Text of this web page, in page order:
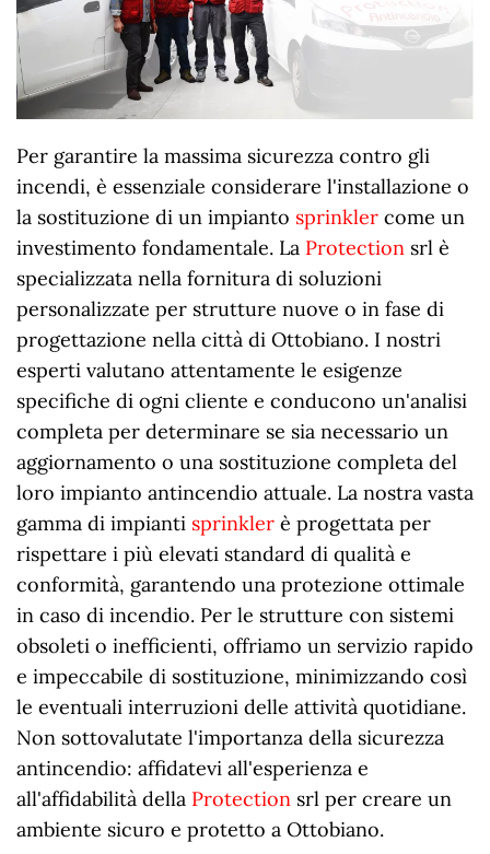
Per garantire la massima sicurezza contro gli
incendi, è essenziale considerare l'installazione o
la sostituzione di un impianto sprinkler come un
investimento fondamentale. La Protection srl è
specializzata nella fornitura di soluzioni
personalizzate per strutture nuove o in fase di
progettazione nella città di Ottobiano. I nostri
esperti valutano attentamente le esigenze
specifiche di ogni cliente e conducono un'analisi
completa per determinare se sia necessario un
aggiornamento o una sostituzione completa del
loro impianto antincendio attuale. La nostra vasta
gamma di impianti sprinkler è progettata per
rispettare i più elevati standard di qualità e
conformità, garantendo una protezione ottimale
in caso di incendio. Per le strutture con sistemi
obsoleti o inefficienti, offriamo un servizio rapido
e impeccabile di sostituzione, minimizzando così
le eventuali interruzioni delle attività quotidiane.
Non sottovalutate l'importanza della sicurezza
antincendio: affidatevi all'esperienza e
all'affidabilità della Protection srl per creare un
ambiente sicuro e protetto a Ottobiano.